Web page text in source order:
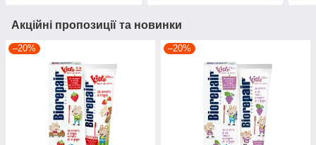
Акційні пропозиції та новинки
–20% –20%